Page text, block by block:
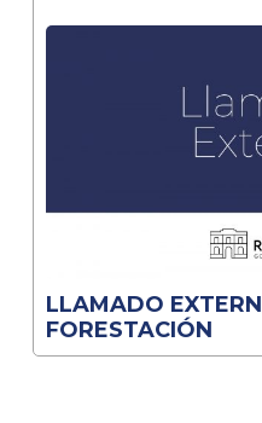
LLAMADO
FORESTACIÓN